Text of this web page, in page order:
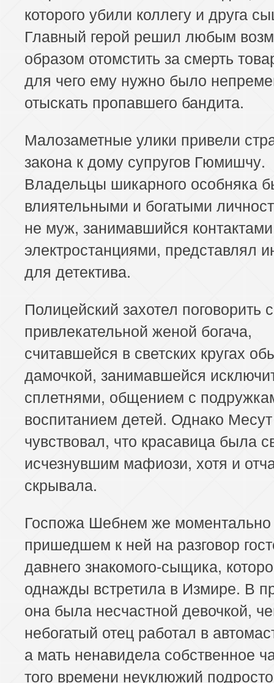
которого убили коллегу и друга
Главный герой решил любым
образом отомстить за смерть
для чего ему нужно было
отыскать пропавшего бандита.
Малозаметные улики привели
закона к дому супругов Гюмишчу.
Владельцы шикарного особняка
влиятельными и богатыми
не муж, занимавшийся
электростанциями, представлял
для детектива.
Полицейский захотел поговорить с
привлекательной женой богача,
считавшейся в светских кругах
дамочкой, занимавшейся
сплетнями, общением с
воспитанием детей. Однако Месут
чувствовал, что красавица была
исчезнувшим мафиози, хотя и
скрывала.
Госпожа Шебнем же моментально
пришедшем к ней на разговор
давнего знакомого-сыщика,
однажды встретила в Измире. В
она была несчастной девочкой,
небогатый отец работал в
а мать ненавидела собственное
того времени неуклюжий